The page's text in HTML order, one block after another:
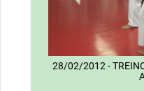
28/02/2012 -